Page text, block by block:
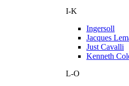
I-K
Ingersoll
Jacques
Just Cavalli
Kenneth
L-O